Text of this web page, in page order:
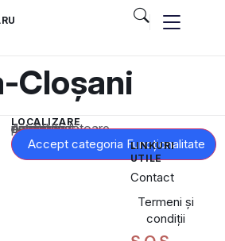
Cloșani
LOCALIZARE
Acest conținut este blocat până când acceptați categoria corespunzătoare de cookie-uri.
Accept categoria Funcționalitate
LINKURI
UTILE
Contact
Termeni și
condiții